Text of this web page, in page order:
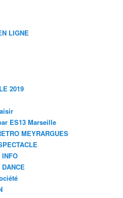
LIGNE
2019
ES13 Marseille
MEYRARGUES
INFO
DANCE